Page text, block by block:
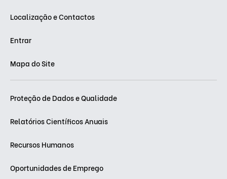
Localização e Contactos
Entrar
Mapa do Site
Proteção de Dados e Qualidade
Relatórios Científicos Anuais
Recursos Humanos
Oportunidades de Emprego